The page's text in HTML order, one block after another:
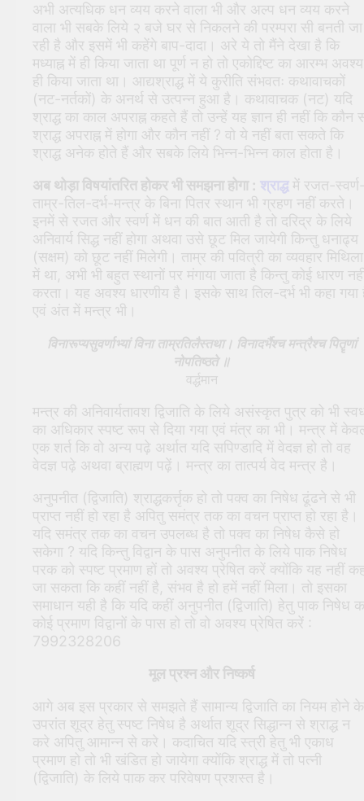
अभी अत्यधिक धन व्यय करने वाला भी और अल्प धन व्यय करने
वाला भी सबके लिये २ बजे घर से निकलने की परम्परा सी बनती जा
रही है और इसमें भी कहेंगे बाप-दादा। अरे ये तो मैंने देखा है कि
मध्याह्न में ही किया जाता था पूर्ण न हो तो एकोद्दिष्ट का आरम्भ अवश्य
ही किया जाता था। आद्यश्राद्ध में ये कुरीति संभवतः कथावाचकों
(नट-नर्तकों) के अनर्थ से उत्पन्न हुआ है। कथावाचक (नट) यदि
श्राद्ध का काल अपराह्न कहते हैं तो उन्हें यह ज्ञान ही नहीं कि कौन
श्राद्ध अपराह्न में होगा और कौन नहीं ? वो ये नहीं बता सकते कि
श्राद्ध अनेक होते हैं और सबके लिये भिन्न-भिन्न काल होता है।
अब थोड़ा विषयांतरित होकर भी समझना होगा : श्राद्धमें रजत-
ताम्र-तिल-दर्भ-मन्त्र के बिना पितर स्थान भी ग्रहण नहीं करते।
इनमें से रजत और स्वर्ण में धन की बात आती है तो दरिद्र के लिये
अनिवार्य सिद्ध नहीं होगा अथवा उसे छूट मिल जायेगी किन्तु धनाढ्य
(सक्षम) को छूट नहीं मिलेगी। ताम्र की पवित्री का व्यवहार मिथिला
में था, अभी भी बहुत स्थानों पर मंगाया जाता है किन्तु कोई धारण
करता। यह अवश्य धारणीय है। इसके साथ तिल-दर्भ भी कहा गया
एवं अंत में मन्त्र भी।
विनारूप्यसुवर्णाभ्यां विना ताम्रतिलैस्तथा। विनादर्भैश्च मन्त्रैश्च पितॄणां
नोपतिष्ठते ॥
वर्द्धमान
मन्त्र की अनिवार्यतावश द्विजाति के लिये असंस्कृत पुत्र को भी
का अधिकार स्पष्ट रूप से दिया गया एवं मंत्र का भी। मन्त्र में
एक शर्त कि वो अन्य पढ़े अर्थात यदि सपिण्डादि में वेदज्ञ हो तो वह
वेदज्ञ पढ़े अथवा ब्राह्मण पढ़ें। मन्त्र का तात्पर्य वेद मन्त्र है।
अनुपनीत (द्विजाति) श्राद्धकर्त्तृक हो तो पक्व का निषेध ढूंढने से भी
प्राप्त नहीं हो रहा है अपितु समंत्र तक का वचन प्राप्त हो रहा है।
यदि समंत्र तक का वचन उपलब्ध है तो पक्व का निषेध कैसे हो
सकेगा ? यदि किन्तु विद्वान के पास अनुपनीत के लिये पाक निषेध
परक को स्पष्ट प्रमाण हों तो अवश्य प्रेषित करें क्योंकि यह नहीं
जा सकता कि कहीं नहीं है, संभव है हो हमें नहीं मिला। तो इसका
समाधान यही है कि यदि कहीं अनुपनीत (द्विजाति) हेतु पाक निषेध
कोई प्रमाण विद्वानों के पास हो तो वो अवश्य प्रेषित करें :
7992328206
मूल प्रश्न और निष्कर्ष
आगे अब इस प्रकार से समझते हैं सामान्य द्विजाति का नियम होने के
उपरांत शूद्र हेतु स्पष्ट निषेध है अर्थात शूद्र सिद्धान्न से श्राद्ध न
करे अपितु आमान्न से करे। कदाचित यदि स्त्री हेतु भी एकाध
प्रमाण हो तो भी खंडित हो जायेगा क्योंकि श्राद्ध में तो पत्नी
(द्विजाति) के लिये पाक कर परिवेषण प्रशस्त है।